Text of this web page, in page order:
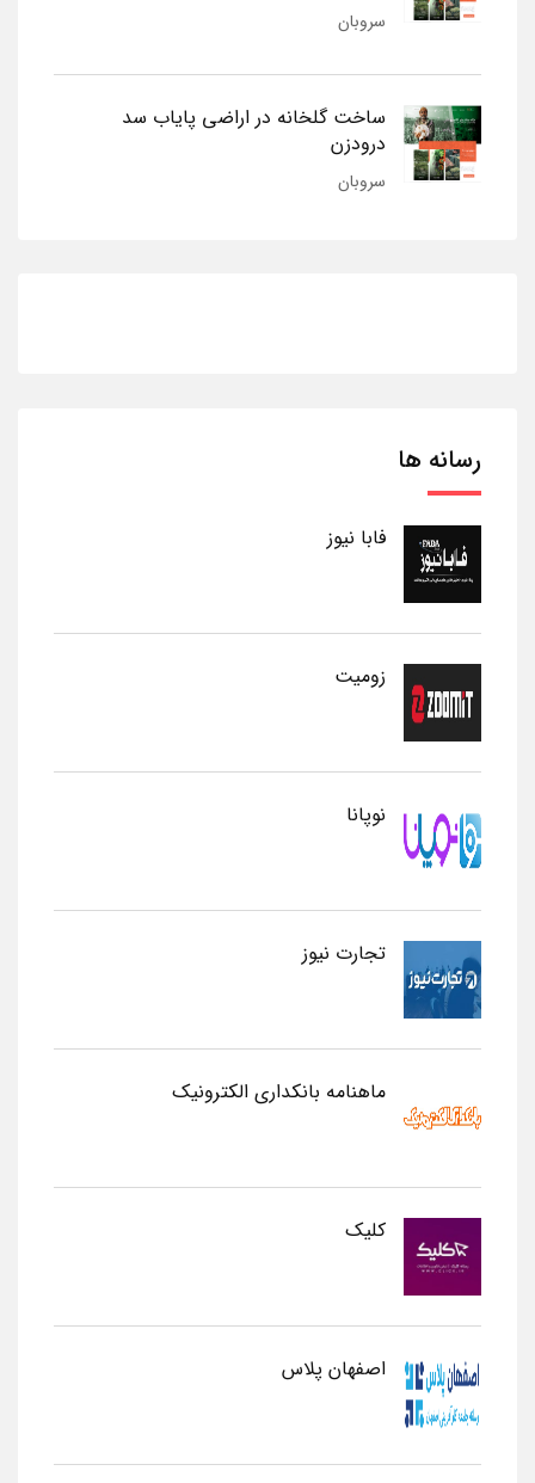
سروبان
ساخت گلخانه در اراضی پایاب سد
درودزن
سروبان
رسانه ها
فابا نیوز
زومیت
نوپانا
تجارت نیوز
ماهنامه بانکداری الکترونیک
کلیک
اصفهان پلاس